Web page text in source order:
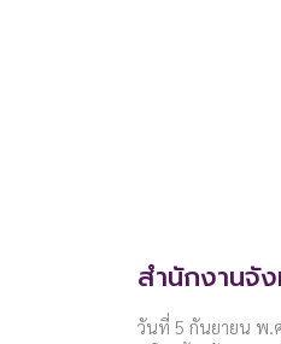
สำนักงานจั
วันที่ 5 กันยายน พ.